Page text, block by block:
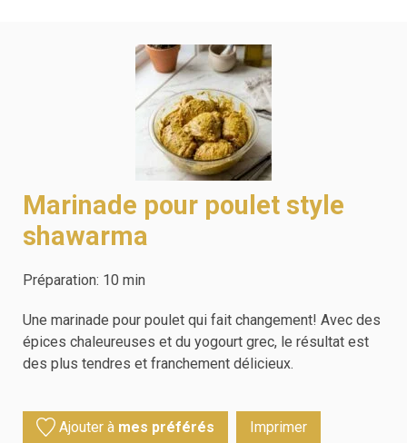
Marinade pour poulet style
shawarma
Préparation: 10 min
Une marinade pour poulet qui fait changement! Avec des
épices chaleureuses et du yogourt grec, le résultat est
des plus tendres et franchement délicieux.
Ajouter à mes préférés Imprimer